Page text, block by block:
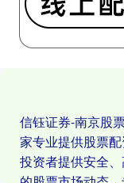
信钰证券-南京股
家专业提供股票
投资者提供安全